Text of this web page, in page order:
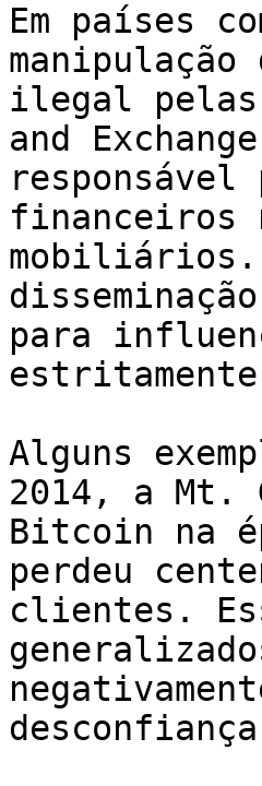
Em países
ilegal pelas
and
financeiros
mobiliários.
para
Alguns
2014, a Mt.
Bitcoin na
perdeu
clientes.